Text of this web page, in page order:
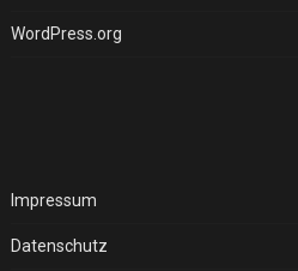
WordPress.org
Impressum
Datenschutz